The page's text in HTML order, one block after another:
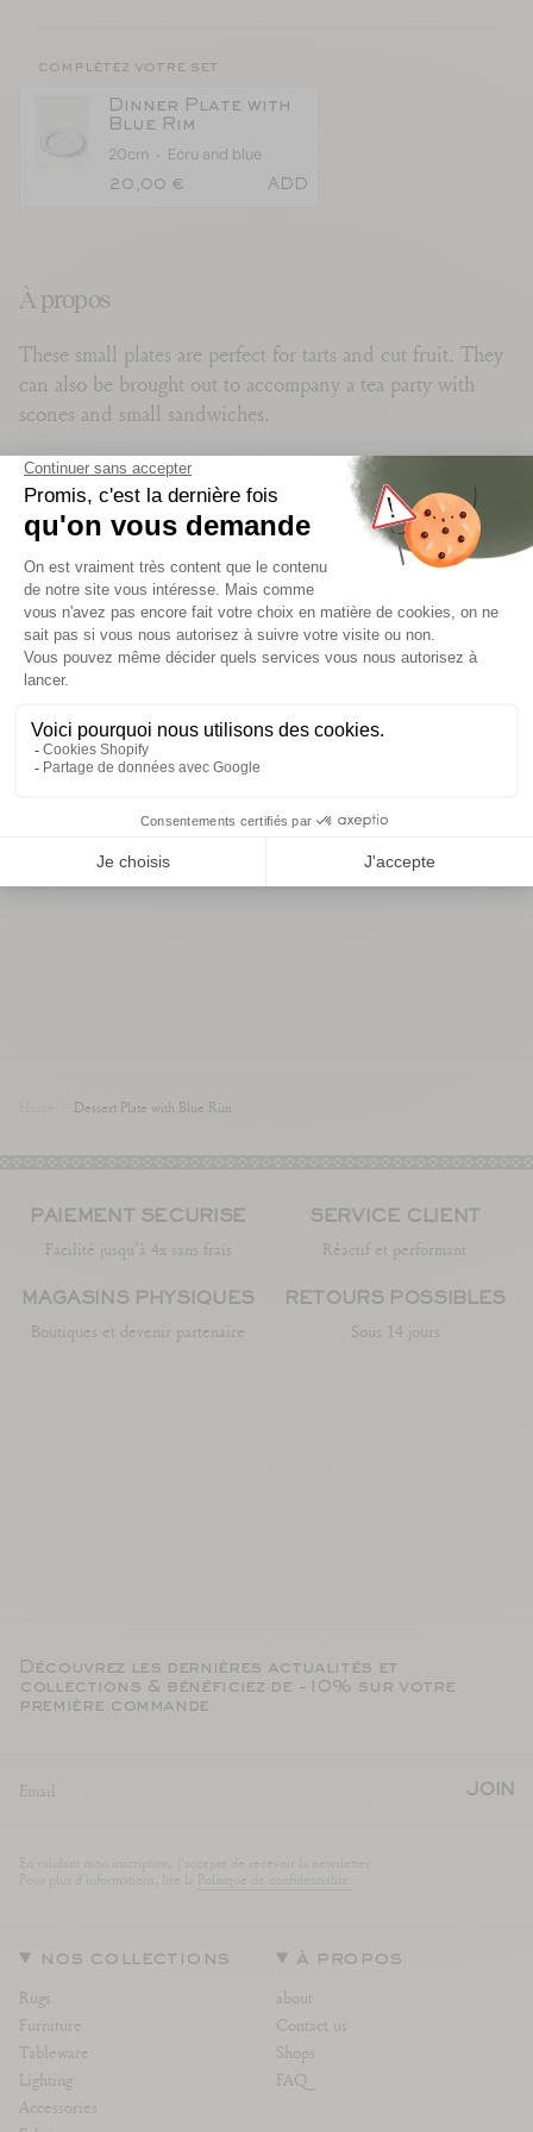
complétez votre set
Dinner Plate with
Blue Rim
20cm Ecru and blue
20,00 € ADD
À propos
These small plates are perfect for tarts and cut fruit. They
can also be brought out to accompany a tea party with
scones and small sandwiches.
en savoir plus
confection et savoir-faire
détails et dimensions
conseils d’entretien
informations de livraison
Vous aimerez aussi
Dessert Plate with Blue Rim
PAIEMENT SÉCURISÉ
Facilité jusqu’à 4x sans frais
SERVICE CLIENT
Réactif et performant
MAGASINS PHYSIQUES
Boutiques et devenir partenaire
RETOURS POSSIBLES
Sous 14 jours
Découvrez les dernières actualités et
collections & bénéficiez de -10% sur votre
première commande
JOIN
nos collections
Rugs
Furniture
Tableware
Lighting
Accessories
à propos
about
Contact us
Shops
FAQ